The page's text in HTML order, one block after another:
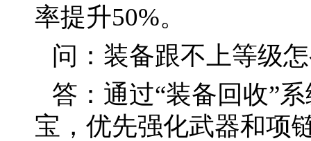
率提升50%。
问：装备跟不上等级
答：通过“装备回收”
宝，优先强化武器和项